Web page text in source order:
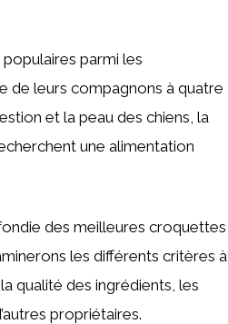
parmi les
de leurs compagnons à quatre
et la peau des chiens, la
une alimentation
des meilleures croquettes
les différents critères à
qualité des ingrédients, les
propriétaires.